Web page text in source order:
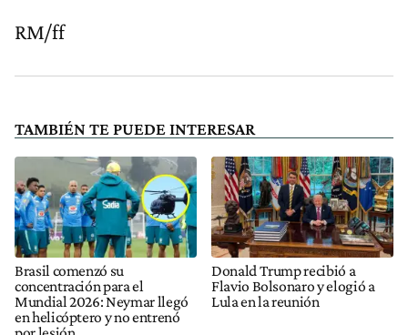
RM/ff
TAMBIÉN TE PUEDE INTERESAR
Brasil comenzó su
concentración para el
Mundial 2026: Neymar llegó
en helicóptero y no entrenó
Donald Trump recibió a
Flavio Bolsonaro y elogió a
Lula en la reunión